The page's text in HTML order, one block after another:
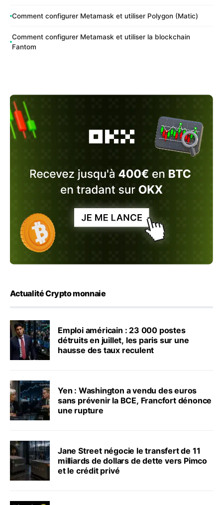
Comment configurer Metamask et utiliser Polygon (Matic)
Comment configurer Metamask et utiliser la blockchain
Fantom
Actualité Crypto monnaie
Emploi américain : 23 000 postes
détruits en juillet, les paris sur une
hausse des taux reculent
Yen : Washington a vendu des euros
sans prévenir la BCE, Francfort dénonce
une rupture
Jane Street négocie le transfert de 11
milliards de dollars de dette vers Pimco
et le crédit privé